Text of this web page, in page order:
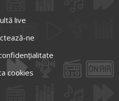
live
ne
cookies